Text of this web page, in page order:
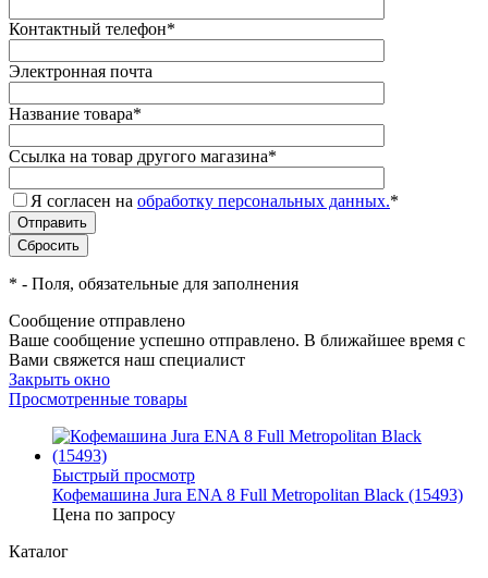
Контактный телефон*
Электронная почта
Название товара*
Ссылка на товар другого магазина*
Я согласен на обработку персональных данных.*
* - Поля, обязательные для заполнения
Сообщение отправлено
Ваше сообщение успешно отправлено. В ближайшее время с
Вами свяжется наш специалист
Закрыть окно
Просмотренные товары
Быстрый просмотр
Кофемашина Jura ENA 8 Full Metropolitan Black (15493)
Цена по запросу
Каталог